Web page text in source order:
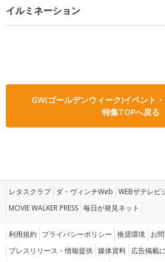
イルミネーション
GW(ゴールデンウィーク)イベント
特集TOPへ戻る
レタスクラブ ダ・ヴィンチWeb WEBザテレビ
MOVIE WALKER PRESS 毎日が発見ネット
利用規約 プライバシーポリシー 推奨環境 お
プレスリリース・情報提供 媒体資料 広告掲載